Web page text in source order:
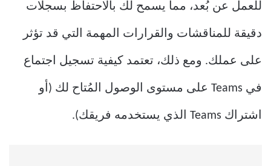
للعمل عن بُعد، مما يسمح لك بالاحتفاظ بسجلات
دقيقة للمناقشات والقرارات المهمة التي قد تؤثر
على عملك. ومع ذلك، تعتمد كيفية تسجيل اجتماع
في Teams على مستوى الوصول المُتاح لك (أو
اشتراك Teams الذي يستخدمه فريقك).